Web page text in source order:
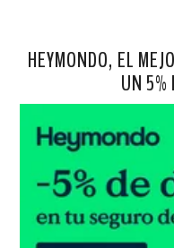
HEYMONDO, EL
UN 5%